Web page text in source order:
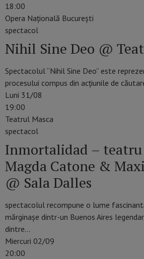
18:00
Opera Națională București
spectacol
Nihil Sine Deo @
Spectacolul “Nihil Sine Deo” este
procesului compus din acțiunile de
Luni 31/08
19:00
Teatrul Masca
spectacol
Inmortalidad –
Magda Catone &
@ Sala Dalles
spectacolul recompune o lume
mărginașe dintr-un Buenos Aires
dintre…
Miercuri 02/09
20:00